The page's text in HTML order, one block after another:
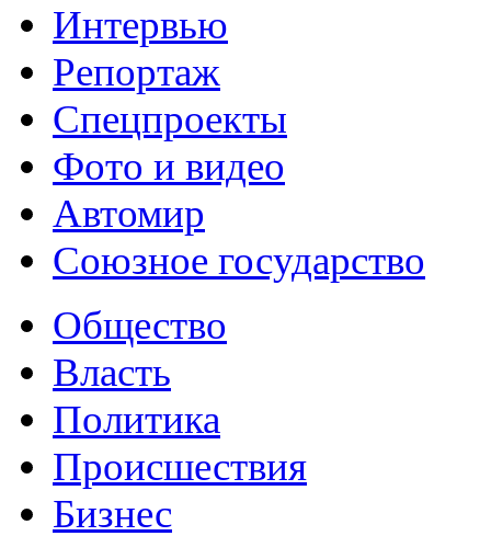
Интервью
Репортаж
Спецпроекты
Фото и видео
Автомир
Союзное государство
Общество
Власть
Политика
Происшествия
Бизнес